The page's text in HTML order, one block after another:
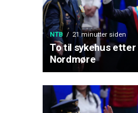
NTB 21 minutter siden
To til sykehus
Nordmøre